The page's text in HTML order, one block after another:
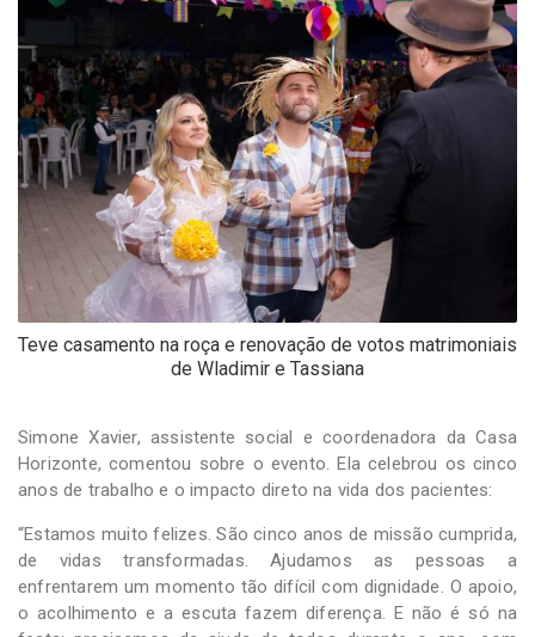
Teve casamento na roça e renovação de votos matrimoniais
de Wladimir e Tassiana
Simone Xavier, assistente social e coordenadora da Casa
Horizonte, comentou sobre o evento. Ela celebrou os cinco
anos de trabalho e o impacto direto na vida dos pacientes:
“Estamos muito felizes. São cinco anos de missão cumprida,
de vidas transformadas. Ajudamos as pessoas a
enfrentarem um momento tão difícil com dignidade. O apoio,
o acolhimento e a escuta fazem diferença. E não é só na